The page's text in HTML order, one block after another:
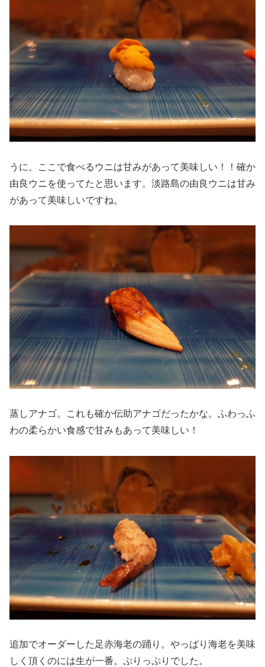
うに。ここで食べるウニは甘みがあって美味しい！！確か
由良ウニを使ってたと思います。淡路島の由良ウニは甘み
があって美味しいですね。
蒸しアナゴ。これも確か伝助アナゴだったかな。ふわっふ
わの柔らかい食感で甘みもあって美味しい！
追加でオーダーした足赤海老の踊り。やっぱり海老を美味
しく頂くのには生が一番。ぷりっぷりでした。